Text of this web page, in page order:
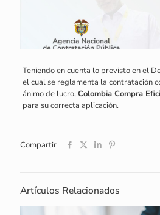
Teniendo en cuenta lo previsto en el
el cual se reglamenta la contratación
ánimo de lucro,Colombia Compra
para su correcta aplicación.
Compartir
Artículos Relacionados